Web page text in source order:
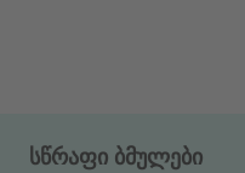
სწრაფი ბმულები